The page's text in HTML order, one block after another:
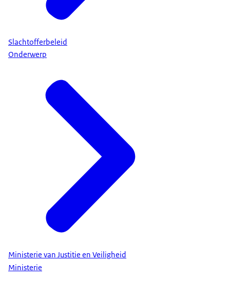
Slachtofferbeleid
Onderwerp
Ministerie van Justitie en Veiligheid
Ministerie